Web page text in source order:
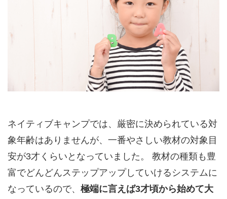
ネイティブキャンプでは、厳密に決められている対
象年齢はありませんが、一番やさしい教材の対象目
安が3才くらいとなっていました。 教材の種類も豊
富でどんどんステップアップしていけるシステムに
なっているので、 極端に言えば3才頃から始めて大